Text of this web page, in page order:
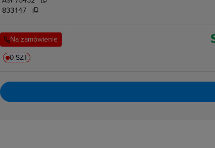
833147
Na zamówienie
0 SZT